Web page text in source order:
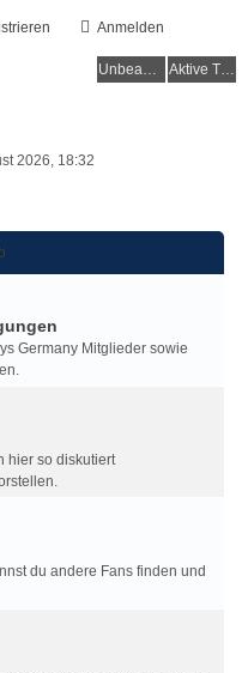
Anmelden
Unbeantwortete Themen Aktive Themen
2026, 18:32
Germany Mitglieder sowie
hier so diskutiert
du andere Fans finden und